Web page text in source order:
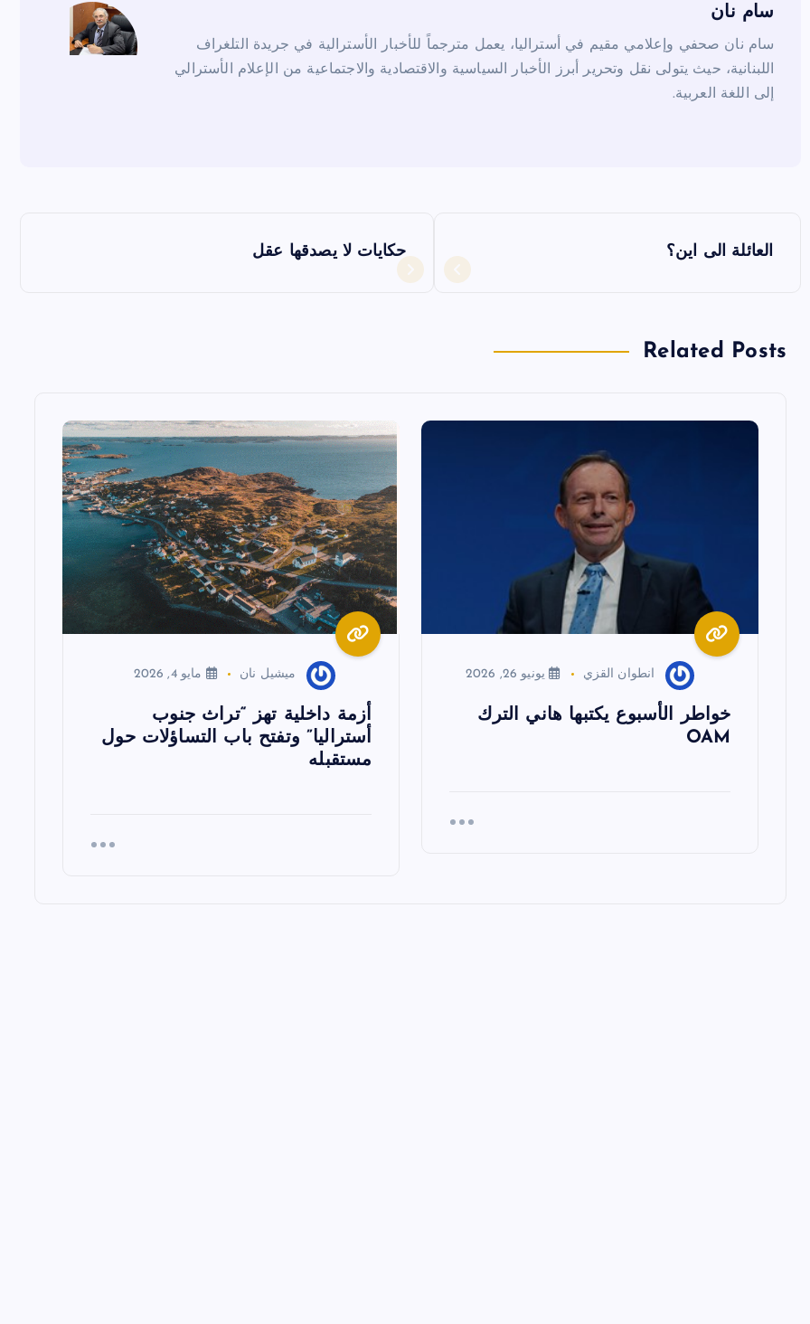
k
سام نان
سام نان صحفي وإعلامي مقيم في أستراليا، يعمل مترجماً للأخبار الأسترالية في جريدة التلغراف
اللبنانية، حيث يتولى نقل وتحرير أبرز الأخبار السياسية والاقتصادية والاجتماعية من الإعلام الأسترالي
إلى اللغة العربية.
فّ
العائلة الى اين؟ حكايات لا يصدقها عقل
Related Posts
انطوان القزي يونيو 26, 2026
خواطر الأسبوع يكتبها هاني الترك
OAM
ميشيل نان مايو 4, 2026
أزمة داخلية تهز “تراث جنوب
أستراليا” وتفتح باب التساؤلات حول
مستقبله